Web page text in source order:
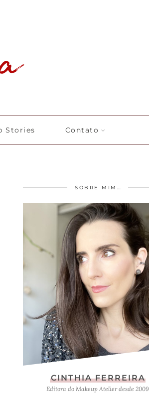
Stories Contato
SOBRE MIM…
CINTHIA FERREIRA
Editora do Makeup Atelier desde 2009